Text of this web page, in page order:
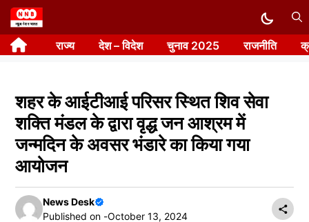
Skip
to
content राज्य देश – विदेश चुनाव 2025 राजनीति
शहर के आईटीआई परिसर स्थित शिव सेवा
शक्ति मंडल के द्वारा वृद्ध जन आश्रम में
जन्मदिन के अवसर भंडारे का किया गया
आयोजन
News Desk
Published on -October 13, 2024